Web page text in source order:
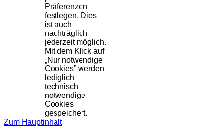
Präferenzen
festlegen. Dies
ist auch
nachträglich
jederzeit möglich.
Mit dem Klick auf
„Nur notwendige
Cookies” werden
lediglich
technisch
notwendige
Cookies
gespeichert.
Zum Hauptinhalt